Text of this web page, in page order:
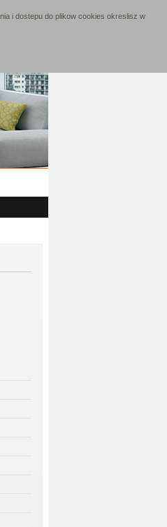
i dostepu do plikow cookies okreslisz w